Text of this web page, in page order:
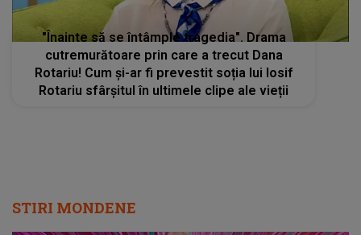
"Înainte să se întâmple tragedia". Drama
cutremurătoare prin care a trecut Dana
Rotariu! Cum și-ar fi prevestit soția lui Iosif
Rotariu sfârșitul în ultimele clipe ale vieții
STIRI MONDENE